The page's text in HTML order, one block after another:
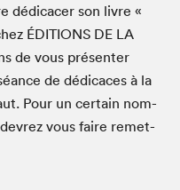
dédi­cac­er son livre «
ÉDI­TIONS DE LA
de vous présen­ter
de dédi­caces à la
Pour un cer­tain nom­
devrez vous faire remet­